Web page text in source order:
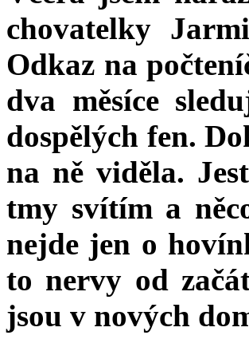
chovatelky
Odkaz na
dva měsíce
dospělých fen.
na ně viděla.
tmy svítím a
nejde jen o
to nervy od
jsou v nových